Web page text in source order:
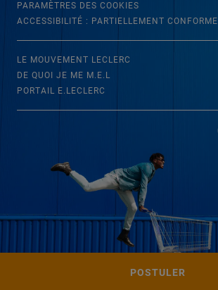
POSTULER
PARAMÈTRES DES COOKIES
ACCESSIBILITÉ : PARTIELLEMENT CONFORME
LE MOUVEMENT LECLERC
DE QUOI JE ME M.E.L
PORTAIL E.LECLERC